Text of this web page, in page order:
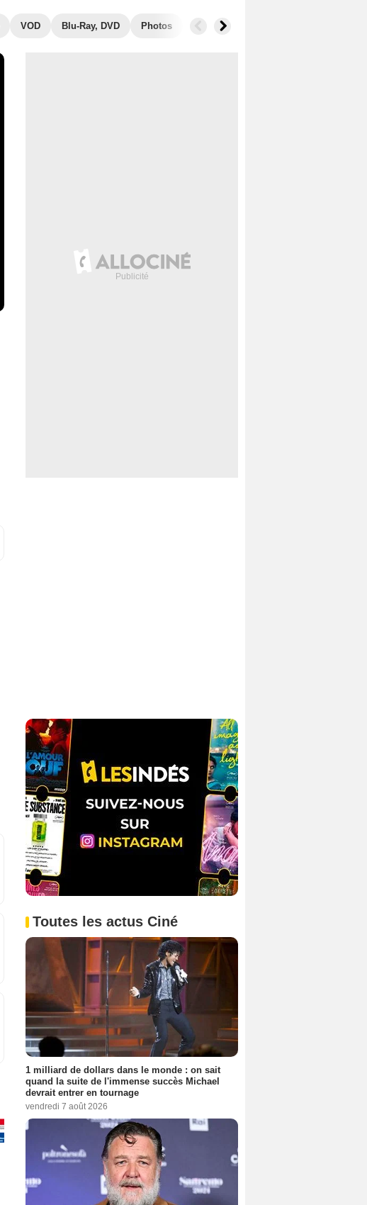
VOD Blu-Ray, DVD Photos Secrets de tournage
Toutes les actus Ciné
1 milliard de dollars dans le monde : on sait
quand la suite de l'immense succès Michael
devrait entrer en tournage
vendredi 7 août 2026